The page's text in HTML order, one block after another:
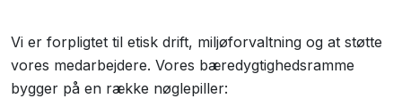
Vi er forpligtet til etisk drift, miljøforvaltning og at støtte
vores medarbejdere. Vores bæredygtighedsramme
bygger på en række nøglepiller: